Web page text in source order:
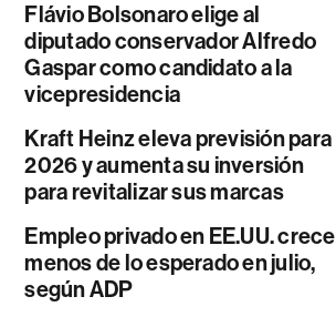
Flávio Bolsonaro elige al
diputado conservador Alfredo
Gaspar como candidato a la
vicepresidencia
Kraft Heinz eleva previsión para
2026 y aumenta su inversión
para revitalizar sus marcas
Empleo privado en EE.UU. crece
menos de lo esperado en julio,
según ADP